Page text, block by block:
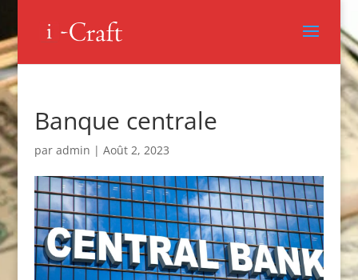
Banque centrale
par admin | Août 2, 2023